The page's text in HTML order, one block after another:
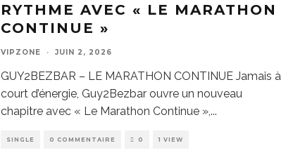
RYTHME AVEC « LE MARATHON
CONTINUE »
VIPZONE · JUIN 2, 2026
GUY2BEZBAR – LE MARATHON CONTINUE Jamais à
court d’énergie, Guy2Bezbar ouvre un nouveau
chapitre avec « Le Marathon Continue »,...
SINGLE 0 COMMENTAIRE 0 1 VIEW